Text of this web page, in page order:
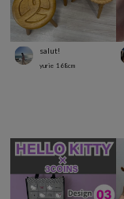
salut!
yurie 168cm